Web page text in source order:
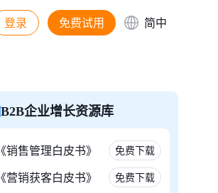
登录 免费试用 简中
B2B企业增长资源库
《销售管理白皮书》 免费下载
《营销获客白皮书》 免费下载